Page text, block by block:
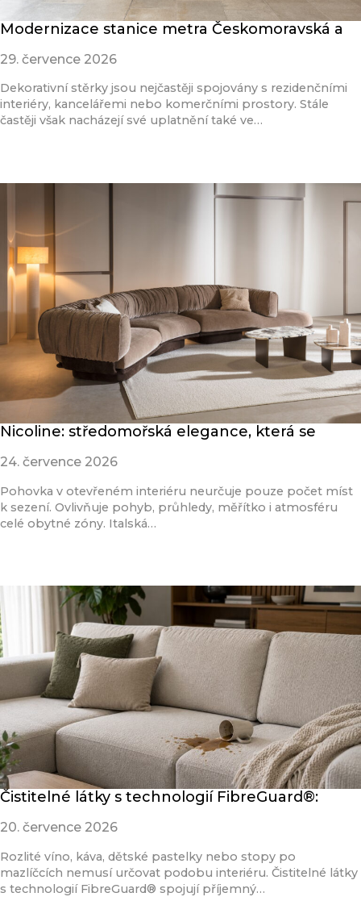
Modernizace stanice metra Českomoravská a
29. července 2026
Dekorativní stěrky jsou nejčastěji spojovány s rezidenčními
interiéry, kancelářemi nebo komerčními prostory. Stále
častěji však nacházejí své uplatnění také ve…
Nicoline: středomořská elegance, která se
24. července 2026
Pohovka v otevřeném interiéru neurčuje pouze počet míst
k sezení. Ovlivňuje pohyb, průhledy, měřítko i atmosféru
celé obytné zóny. Italská…
Čistitelné látky s technologií FibreGuard®:
20. července 2026
Rozlité víno, káva, dětské pastelky nebo stopy po
mazlíčcích nemusí určovat podobu interiéru. Čistitelné látky
s technologií FibreGuard® spojují příjemný…